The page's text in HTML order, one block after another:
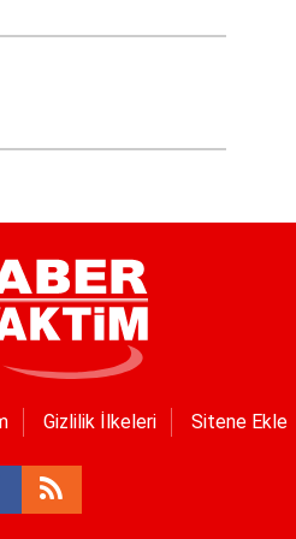
Gizlilik İlkeleri Sitene Ekle